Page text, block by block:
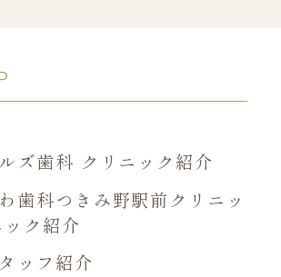
ズ歯科 クリニック紹介
歯科つきみ野駅前クリニッ
ク紹介
ッフ紹介